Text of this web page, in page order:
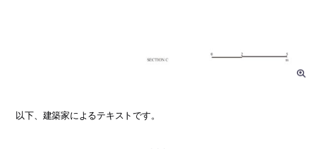
以下、建築家によるテキストです。